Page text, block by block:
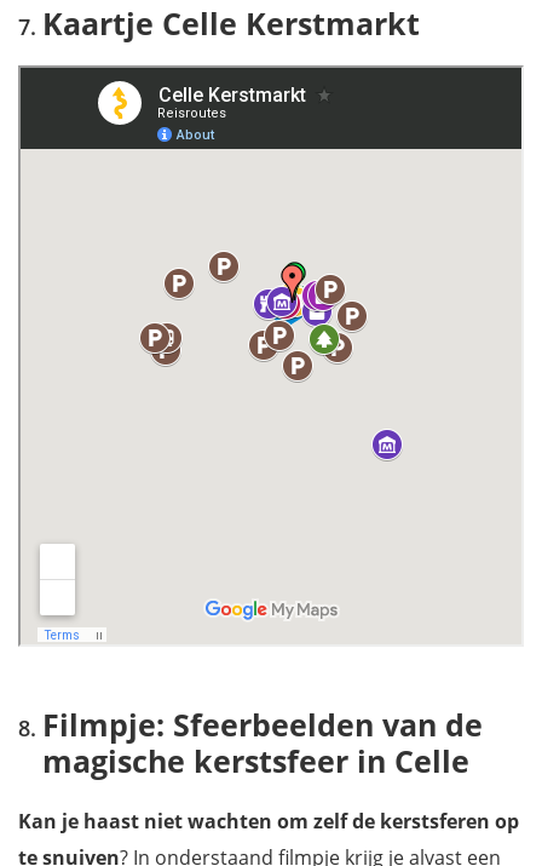
Kaartje Celle Kerstmarkt
Filmpje: Sfeerbeelden van de
magische kerstsfeer in Celle
Kan je haast niet wachten om zelf de kerstsferen op
te snuiven? In onderstaand filmpje krijg je alvast een